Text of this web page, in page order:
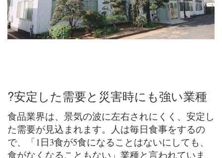
?安定した需要と災害時にも強い業種
食品業界は、景気の波に左右されにくく、安定し
た需要が見込まれます。人は毎日食事をするの
で、「1日3食が5食になることはないにしても、
食がなくなることもない」業種と言われていま